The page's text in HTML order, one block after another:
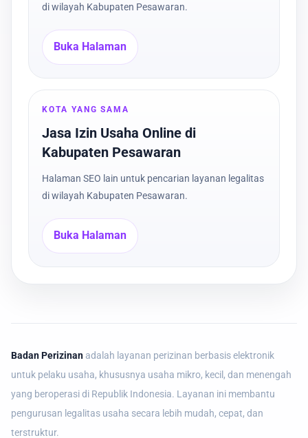
di wilayah Kabupaten Pesawaran.
Buka Halaman
KOTA YANG SAMA
Jasa Izin Usaha Online di
Kabupaten Pesawaran
Halaman SEO lain untuk pencarian layanan legalitas
di wilayah Kabupaten Pesawaran.
Buka Halaman
Badan Perizinan adalah layanan perizinan berbasis elektronik
untuk pelaku usaha, khususnya usaha mikro, kecil, dan menengah
yang beroperasi di Republik Indonesia. Layanan ini membantu
pengurusan legalitas usaha secara lebih mudah, cepat, dan
terstruktur.